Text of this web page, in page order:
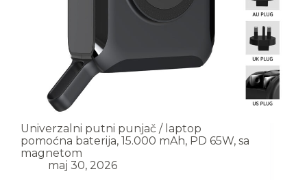
Univerzalni putni punjač / laptop
pomoćna baterija, 15.000 mAh, PD 65W, sa
magnetom
maj 30, 2026